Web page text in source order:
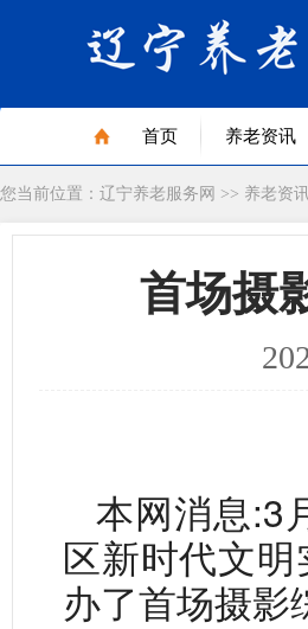
首页 养老资讯
您当前位置： 辽宁养老服务网 >> 养老资
首场摄
本网消息:3
区新时代文
办了首场摄影